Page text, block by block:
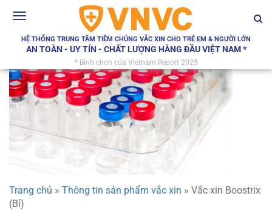
Toggle
HỆ THỐNG TRUNG TÂM TIÊM CHỦNG VẮC XIN CHO TRẺ EM & NGƯỜI LỚN
AN TOÀN - UY TÍN - CHẤT LƯỢNG HÀNG ĐẦU VIỆT NAM *
* Bình chọn của Vietnam Report 2025
Trang chủ » Thông tin sản phẩm vắc xin » Vắc xin Boostrix
(Bỉ)